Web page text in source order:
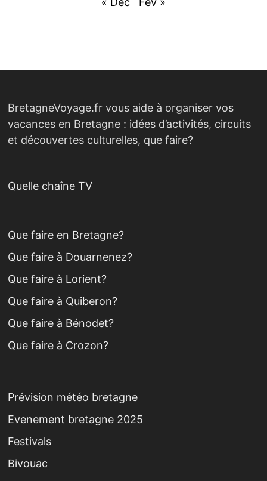
BretagneVoyage.fr vous aide à organiser vos
vacances en Bretagne : idées d’activités, circuits
et découvertes culturelles, que faire?
Quelle chaîne TV
Que faire en Bretagne?
Que faire à Douarnenez?
Que faire à Lorient?
Que faire à Quiberon?
Que faire à Bénodet?
Que faire à Crozon?
Prévision météo bretagne
Evenement bretagne 2025
Festivals
Bivouac